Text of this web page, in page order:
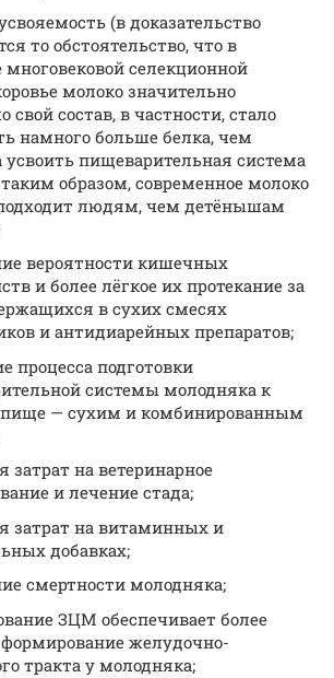
(в доказательство
то обстоятельство, что в
многовековой селекционной
молоко значительно
свой состав, в частности, стало
намного больше белка, чем
усвоить пищеварительная система
таким образом, современное молоко
людям, чем детёнышам
вероятности кишечных
и более лёгкое их протекание за
в сухих смесях
и антидиарейных препаратов;
процесса подготовки
системы молодняка к
пище — сухим и комбинированным
затрат на ветеринарное
и лечение стада;
затрат на витаминных и
добавках;
смертности молодняка;
ЗЦМ обеспечивает более
желудочно-
тракта у молодняка;